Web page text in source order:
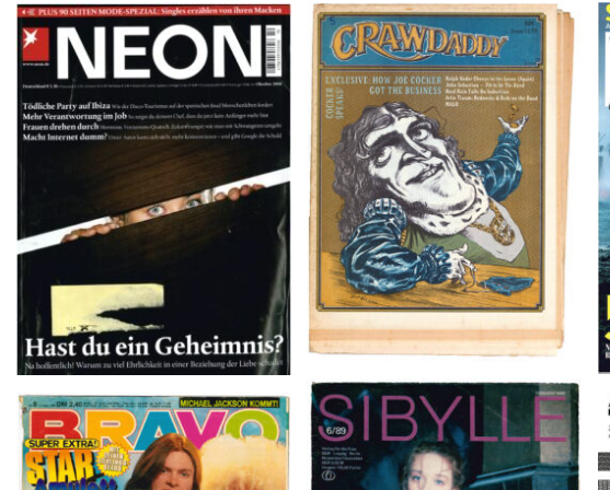
NEON – OKTOBER 2008 Crawdaddy – June/11/72
SIBYLLE 6/89
BRAVO – Nr. 8, 13. Febr. 1997